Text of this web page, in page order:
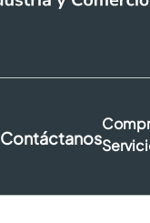
Contáctanos